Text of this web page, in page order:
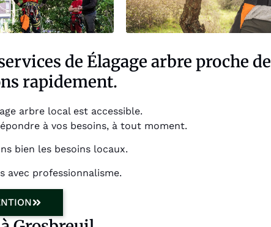
de Élagage arbre proche de
rapidement.
arbre local est accessible.
à vos besoins, à tout moment.
bien les besoins locaux.
avec professionnalisme.